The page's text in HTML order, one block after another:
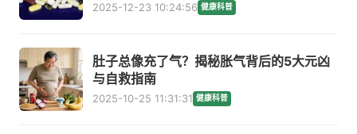
2025-12-23 10:24:56 健康科普
肚子总像充了气？揭秘胀气背后的5大元凶
与自救指南
2025-10-25 11:31:31 健康科普